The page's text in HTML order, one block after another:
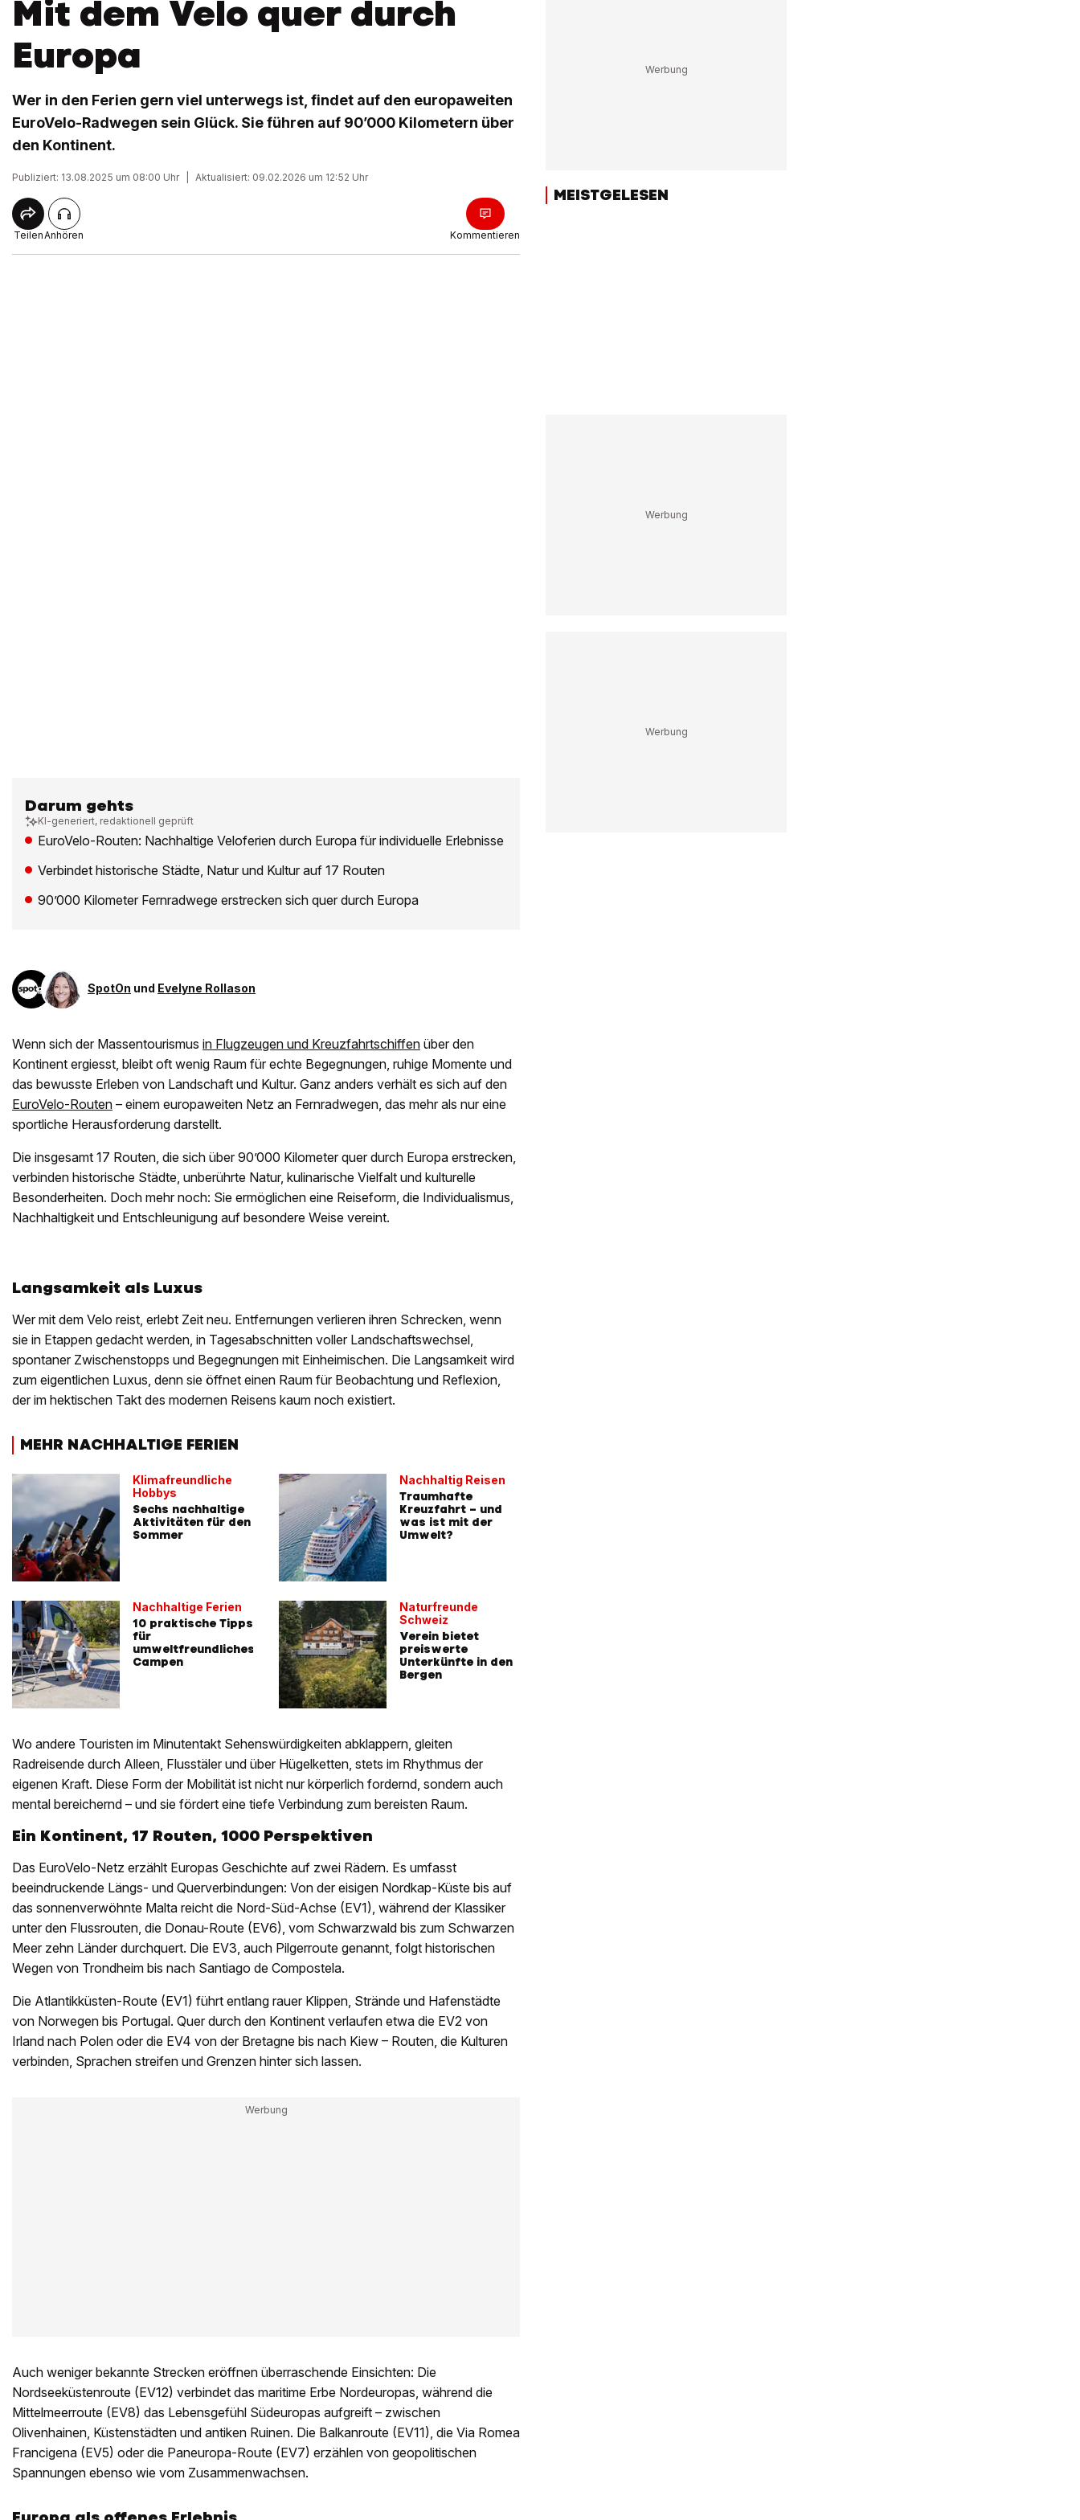
Mit dem Velo quer durch
Europa
Wer in den Ferien gern viel unterwegs ist, findet auf den europaweiten
EuroVelo-Radwegen sein Glück. Sie führen auf 90’000 Kilometern über
den Kontinent.
Publiziert: 13.08.2025 um 08:00 Uhr Aktualisiert: 09.02.2026 um 12:52 Uhr
TeilenAnhören Kommentieren
Darum gehts
KI-generiert, redaktionell geprüft
EuroVelo-Routen: Nachhaltige Veloferien durch Europa für individuelle Erlebnisse
Verbindet historische Städte, Natur und Kultur auf 17 Routen
90’000 Kilometer Fernradwege erstrecken sich quer durch Europa
SpotOn und Evelyne Rollason
Wenn sich der Massentourismus in Flugzeugen und Kreuzfahrtschiffen über den
Kontinent ergiesst, bleibt oft wenig Raum für echte Begegnungen, ruhige Momente und
das bewusste Erleben von Landschaft und Kultur. Ganz anders verhält es sich auf den
EuroVelo-Routen – einem europaweiten Netz an Fernradwegen, das mehr als nur eine
sportliche Herausforderung darstellt.
Die insgesamt 17 Routen, die sich über 90’000 Kilometer quer durch Europa erstrecken,
verbinden historische Städte, unberührte Natur, kulinarische Vielfalt und kulturelle
Besonderheiten. Doch mehr noch: Sie ermöglichen eine Reiseform, die Individualismus,
Nachhaltigkeit und Entschleunigung auf besondere Weise vereint.
Langsamkeit als Luxus
Wer mit dem Velo reist, erlebt Zeit neu. Entfernungen verlieren ihren Schrecken, wenn
sie in Etappen gedacht werden, in Tagesabschnitten voller Landschaftswechsel,
spontaner Zwischenstopps und Begegnungen mit Einheimischen. Die Langsamkeit wird
zum eigentlichen Luxus, denn sie öffnet einen Raum für Beobachtung und Reflexion,
der im hektischen Takt des modernen Reisens kaum noch existiert.
MEHR NACHHALTIGE FERIEN
Klimafreundliche
Hobbys
Sechs nachhaltige
Aktivitäten für den
Sommer
Nachhaltige Ferien
10 praktische Tipps
für
umweltfreundliches
Campen
Nachhaltig Reisen
Traumhafte
Kreuzfahrt – und
was ist mit der
Umwelt?
Naturfreunde
Schweiz
Verein bietet
preiswerte
Unterkünfte in den
Bergen
Wo andere Touristen im Minutentakt Sehenswürdigkeiten abklappern, gleiten
Radreisende durch Alleen, Flusstäler und über Hügelketten, stets im Rhythmus der
eigenen Kraft. Diese Form der Mobilität ist nicht nur körperlich fordernd, sondern auch
mental bereichernd – und sie fördert eine tiefe Verbindung zum bereisten Raum.
Ein Kontinent, 17 Routen, 1000 Perspektiven
Das EuroVelo-Netz erzählt Europas Geschichte auf zwei Rädern. Es umfasst
beeindruckende Längs- und Querverbindungen: Von der eisigen Nordkap-Küste bis auf
das sonnenverwöhnte Malta reicht die Nord-Süd-Achse (EV1), während der Klassiker
unter den Flussrouten, die Donau-Route (EV6), vom Schwarzwald bis zum Schwarzen
Meer zehn Länder durchquert. Die EV3, auch Pilgerroute genannt, folgt historischen
Wegen von Trondheim bis nach Santiago de Compostela.
Die Atlantikküsten-Route (EV1) führt entlang rauer Klippen, Strände und Hafenstädte
von Norwegen bis Portugal. Quer durch den Kontinent verlaufen etwa die EV2 von
Irland nach Polen oder die EV4 von der Bretagne bis nach Kiew – Routen, die Kulturen
verbinden, Sprachen streifen und Grenzen hinter sich lassen.
Auch weniger bekannte Strecken eröffnen überraschende Einsichten: Die
Nordseeküstenroute (EV12) verbindet das maritime Erbe Nordeuropas, während die
Mittelmeerroute (EV8) das Lebensgefühl Südeuropas aufgreift – zwischen
Olivenhainen, Küstenstädten und antiken Ruinen. Die Balkanroute (EV11), die Via Romea
Francigena (EV5) oder die Paneuropa-Route (EV7) erzählen von geopolitischen
Spannungen ebenso wie vom Zusammenwachsen.
MEISTGELESEN